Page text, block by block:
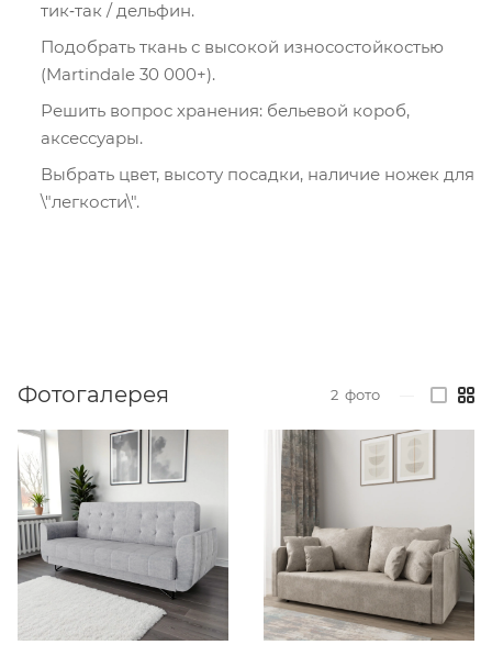
тик‑так / дельфин.
Подобрать ткань с высокой износостойкостью
(Martindale 30 000+).
Решить вопрос хранения: бельевой короб,
аксессуары.
Выбрать цвет, высоту посадки, наличие ножек для
\"легкости\".
Фотогалерея 2 фото